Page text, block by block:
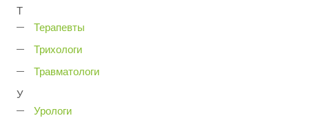
Т
Терапевты
Трихологи
Травматологи
У
Урологи